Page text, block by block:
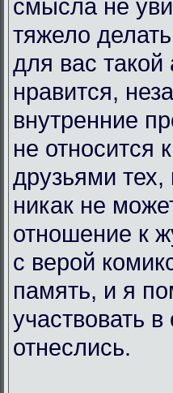
смысла не
тяжело
для вас
нравится,
внутренние
не относится
друзьями тех,
никак не
отношение к
с верой
память, и я
участвовать
отнеслись.